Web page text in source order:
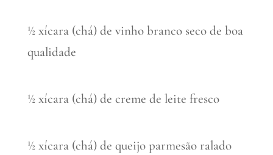
½ xícara (chá) de vinho branco seco de boa
qualidade
½ xícara (chá) de creme de leite fresco
½ xícara (chá) de queijo parmesão ralado